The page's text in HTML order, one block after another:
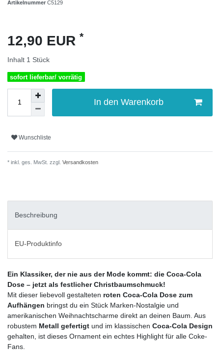
Artikelnummer C5129
12,90 EUR *
Inhalt 1 Stück
sofort lieferbar/ vorrätig
In den Warenkorb
Wunschliste
* inkl. ges. MwSt. zzgl. Versandkosten
Beschreibung
EU-Produktinfo
Ein Klassiker, der nie aus der Mode kommt: die Coca-Cola
Dose – jetzt als festlicher Christbaumschmuck!
Mit dieser liebevoll gestalteten roten Coca-Cola Dose zum
Aufhängen bringst du ein Stück Marken-Nostalgie und
amerikanischen Weihnachtscharme direkt an deinen Baum. Aus
robustem Metall gefertigt und im klassischen Coca-Cola Design
gehalten, ist dieses Ornament ein echtes Highlight für alle Coke-
Fans.